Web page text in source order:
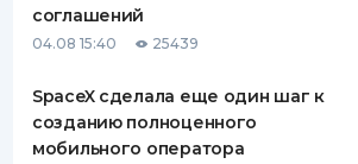
ПУТЕВОДИТЕЛИ ПО
ВСЕ СТРАХОВЫЕ ПОЛИСЫ
СТРАХОВЫЕ КОМПАНИИ
соглашений
04.08 15:40 25439
SpaceX сделала еще один шаг к
созданию полноценного
мобильного оператора